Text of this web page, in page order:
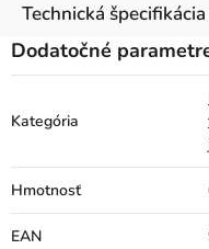
Technická špecifikácia
Dodatočné
Kategória
Hmotnosť
EAN